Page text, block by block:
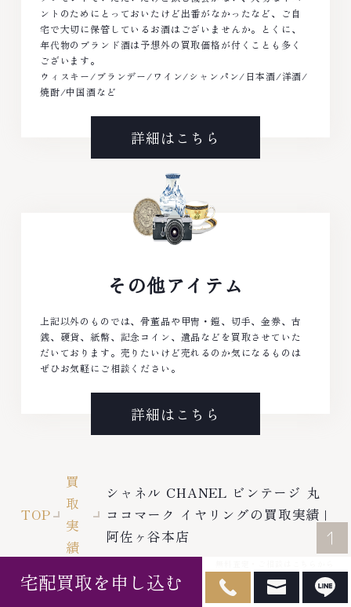
ントのためにとっておいたけど出番がなかったなど、ご自
宅で大切に保管しているお酒はございませんか。とくに、
年代物のブランド酒は予想外の買取価格が付くことも多く
ございます。
ウィスキー/ブランデー/ワイン/シャンパン/日本酒/洋酒/
焼酎/中国酒など
詳細はこちら
その他アイテム
上記以外のものでは、骨董品や甲冑・鎧、切手、金券、古
銭、硬貨、紙幣、記念コイン、遺品などを買取させていた
だいております。売りたいけど売れるのか気になるものは
ぜひお気軽にご相談ください。
詳細はこちら
TOP
買
取
実
績
シャネル CHANEL ビンテージ 丸
ココマーク イヤリングの買取実績 |
阿佐ヶ谷本店
宅配買取を申し込む